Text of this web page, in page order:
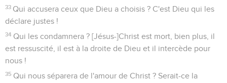
33 Qui accusera ceux que Dieu a choisis ? C'est Dieu qui les
déclare justes !
34 Qui les condamnera ? [Jésus-]Christ est mort, bien plus, il
est ressuscité, il est à la droite de Dieu et il intercède pour
nous !
35 Qui nous séparera de l'amour de Christ ? Serait-ce la